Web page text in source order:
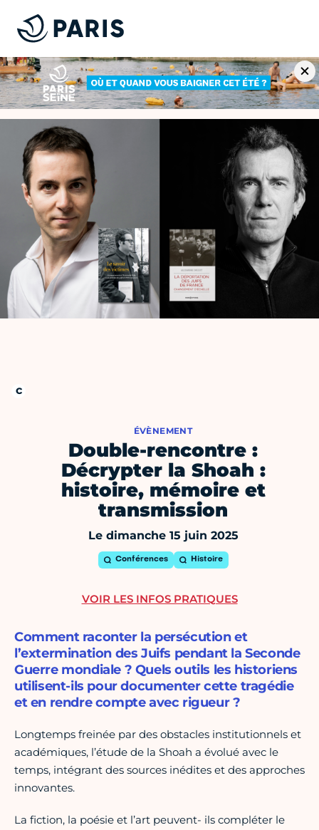
ÉVÈNEMENT
Double-rencontre :
Décrypter la Shoah :
histoire, mémoire et
transmission
Le dimanche 15 juin 2025
Conférences Histoire
Comment raconter la persécution et
l’extermination des Juifs pendant la Seconde
Guerre mondiale ? Quels outils les historiens
utilisent-ils pour documenter cette tragédie
et en rendre compte avec rigueur ?
Longtemps freinée par des obstacles institutionnels et
académiques, l’étude de la Shoah a évolué avec le
temps, intégrant des sources inédites et des approches
innovantes.
La fiction, la poésie et l’art peuvent- ils compléter le
VOIR LES INFOS PRATIQUES